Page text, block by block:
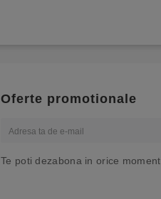
Oferte promotionale
Te poti dezabona in orice moment.